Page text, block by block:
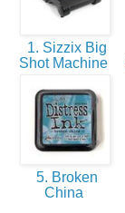
1. Sizzix Big
Shot Machine
5. Broken
China